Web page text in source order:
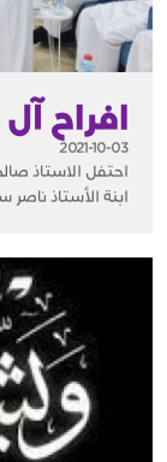
افراح
2021-10-03
احتفل الاستاذ
ابنة الأستاذ